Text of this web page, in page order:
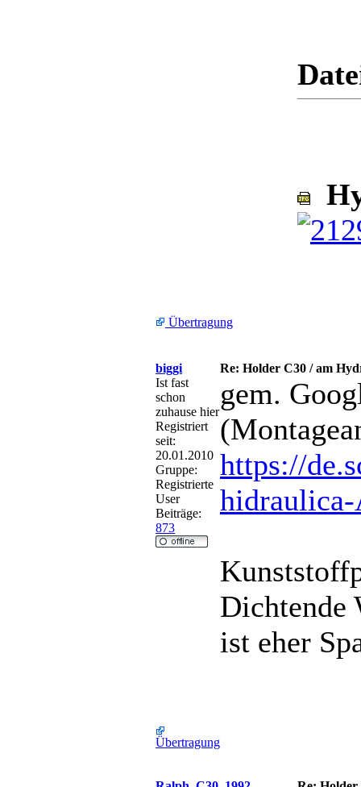
Übertragung
biggi
Re: Holder C30 / am
Ist fast
schon
zuhause hier
Registriert
seit:
20.01.2010
Gruppe:
Registrierte
User
Beiträge:
873
gem.
https://
Dichtende
ist eher
Übertragung